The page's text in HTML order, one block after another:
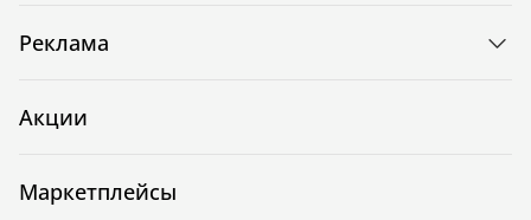
Реклама
Акции
Маркетплейсы